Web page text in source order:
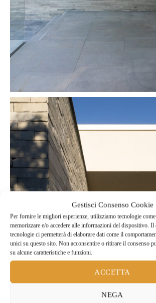
Gestisci Consenso Cookie
Per fornire le migliori esperienze, utilizziamo tecnologie
memorizzare e/o accedere alle informazioni del dispositivo. Il
tecnologie ci permetterà di elaborare dati come il
unici su questo sito. Non acconsentire o ritirare il consenso
su alcune caratteristiche e funzioni.
ACCETTA
NEGA